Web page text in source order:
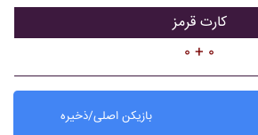
کارت قرمز
۰ + ۰
بازیکن اصلی/ذخیره